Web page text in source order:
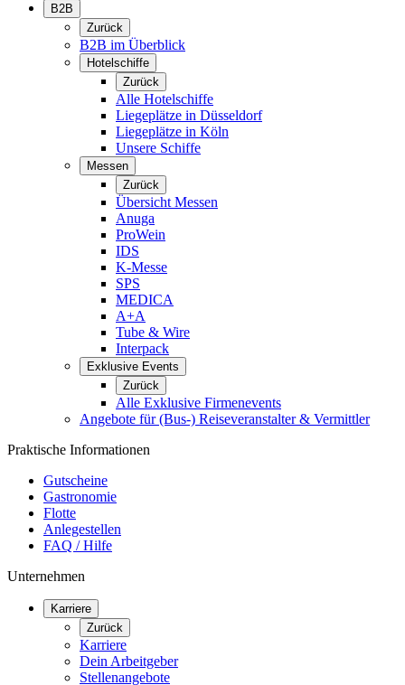
B2B
Zurück
B2B im Überblick
Hotelschiffe
Zurück
Alle Hotelschiffe
Liegeplätze in Düsseldorf
Liegeplätze in Köln
Unsere Schiffe
Messen
Zurück
Übersicht Messen
Anuga
ProWein
IDS
K-Messe
SPS
MEDICA
A+A
Tube & Wire
Interpack
Exklusive Events
Zurück
Alle Exklusive Firmenevents
Angebote für (Bus-) Reiseveranstalter & Vermittler
Praktische Informationen
Gutscheine
Gastronomie
Flotte
Anlegestellen
FAQ / Hilfe
Unternehmen
Karriere
Zurück
Karriere
Dein Arbeitgeber
Stellenangebote